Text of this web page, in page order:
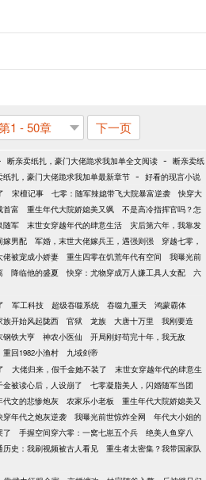
1 - 50章 下一页
断亲卖纸扎，豪门大佬跪求我加单全文阅读 - 断亲卖纸
纸扎，豪门大佬跪求我加单最新章节 - 好看的现言小说
宋檀记事 七零：随军辣媳带飞大院暴富逆袭
快穿大
首富 重生年代大院娇媳美又飒
不是高冷指挥官吗？怎
随军 末世女穿越年代的肆意生活
灾后第六年，我靠发
嫁男配 军婚，末世大佬嫁兵王，遇强则强
穿越七零，
佬被宠成小娇妻 重生四零在饥荒年代有空间
我曝光前
降临他的盛夏 快穿：尤物穿成万人嫌工具人女配
六
军工科技 超级吞噬系统 吞噬九重天
鸿蒙霸体
族开始风起陇西 官狱 龙族 大唐十万里
我刚要造
钢铁大亨 神农小医仙
开局刚好苟完十年，我无敌
重回1982小渔村 九域剑帝
大佬归来，假千金她不装了
末世女穿越年代的肆意生
金被读心后，人设崩了
七零凝脂美人，闪婚随军当团
代文的悲惨炮灰 农家乐小老板
重生年代大院娇媳美又
穿年代之炮灰逆袭 我曝光前世惊炸全网
年代大小姐的
了 手握空间穿六零：一窝七崽五个兵
绝美人鱼穿八
历史：我刷视频被古人看见
重生者太密集？我带国家队